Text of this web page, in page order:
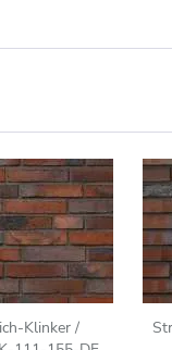
Klinker /